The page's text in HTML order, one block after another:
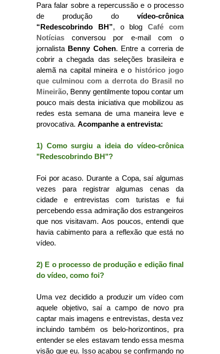
Para falar sobre a repercussão e o processo
de produção do vídeo-crônica
“Redescobrindo BH”, o blogCafé com
Notícias conversou por e-mail com o
jornalista Benny Cohen. Entre a correria de
cobrir a chegada das seleções brasileira e
alemã na capital mineira e o histórico jogo
que culminou com a derrota do Brasil no
Mineirão, Benny gentilmente topou contar um
pouco mais desta iniciativa que mobilizou as
redes esta semana de uma maneira leve e
provocativa. Acompanhe a entrevista:
1) Como surgiu a ideia do vídeo-crônica
"Redescobrindo BH"?
Foi por acaso. Durante a Copa, saí algumas
vezes para registrar algumas cenas da
cidade e entrevistas com turistas e fui
percebendo essa admiração dos estrangeiros
que nos visitavam. Aos poucos, entendi que
havia cabimento para a reflexão que está no
vídeo.
2) E o processo de produção e edição final
do vídeo, como foi?
Uma vez decidido a produzir um vídeo com
aquele objetivo, saí a campo de novo pra
captar mais imagens e entrevistas, desta vez
incluindo também os belo-horizontinos, pra
entender se eles estavam tendo essa mesma
visão que eu. Isso acabou se confirmando no